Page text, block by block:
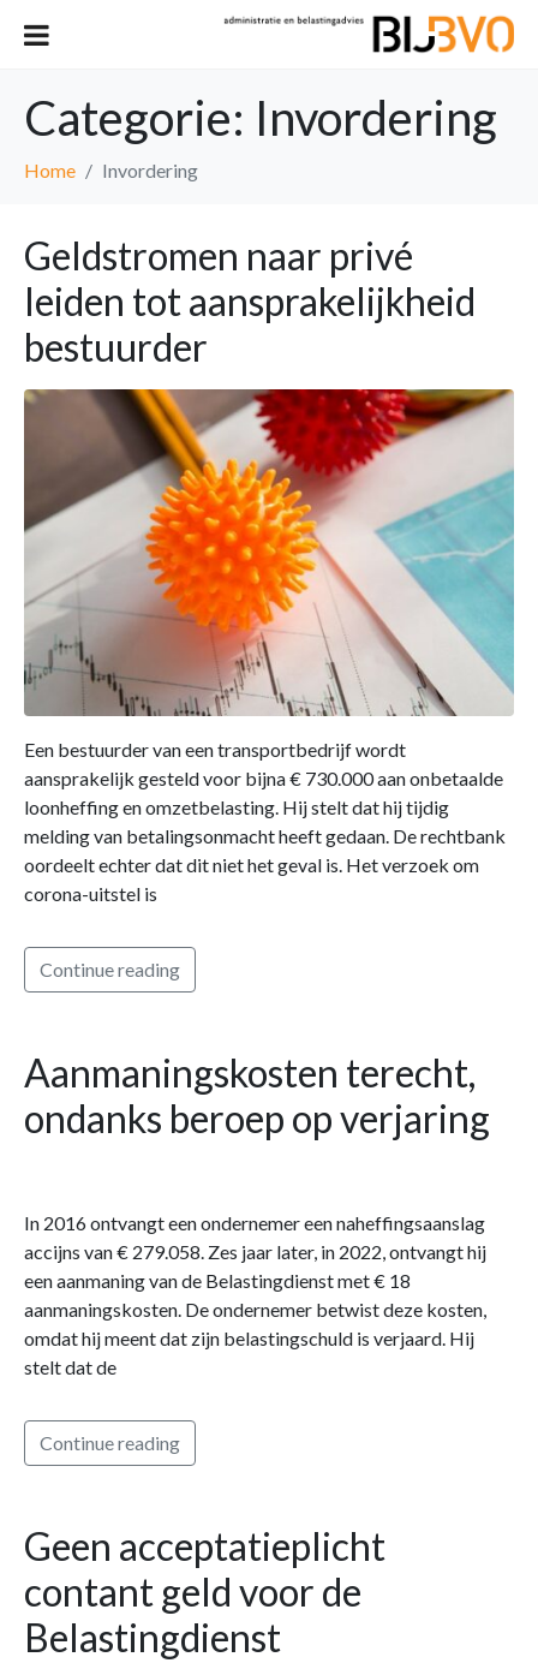
Categorie: Invordering
Home Invordering
Geldstromen naar privé
leiden tot aansprakelijkheid
bestuurder
Een bestuurder van een transportbedrijf wordt
aansprakelijk gesteld voor bijna € 730.000 aan onbetaalde
loonheffing en omzetbelasting. Hij stelt dat hij tijdig
melding van betalingsonmacht heeft gedaan. De rechtbank
oordeelt echter dat dit niet het geval is. Het verzoek om
corona-uitstel is
Continue reading
Aanmaningskosten terecht,
ondanks beroep op verjaring
In 2016 ontvangt een ondernemer een naheffingsaanslag
accijns van € 279.058. Zes jaar later, in 2022, ontvangt hij
een aanmaning van de Belastingdienst met € 18
aanmaningskosten. De ondernemer betwist deze kosten,
omdat hij meent dat zijn belastingschuld is verjaard. Hij
stelt dat de
Continue reading
Geen acceptatieplicht
contant geld voor de
Belastingdienst